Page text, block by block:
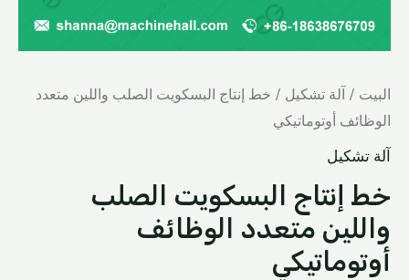
البيت / آلة تشكيل / خط إنتاج البسكويت الصلب واللين متعدد
الوظائف أوتوماتيكي
آلة تشكيل
خط إنتاج البسكويت الصلب
واللين متعدد الوظائف
أوتوماتيكي